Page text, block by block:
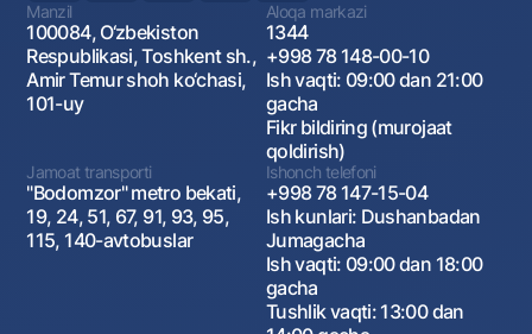
Manzil
100084, O‘zbekiston
Respublikasi, Toshkent sh.,
Amir Temur shoh ko‘chasi,
101-uy
Aloqa markazi
1344
+998 78 148-00-10
Ish vaqti: 09:00 dan 21:00
gacha
Fikr bildiring (murojaat
qoldirish)
Jamoat transporti
"Bodomzor" metro bekati,
19, 24, 51, 67, 91, 93, 95,
115, 140-avtobuslar
Ishonch telefoni
+998 78 147-15-04
Ish kunlari: Dushanbadan
Jumagacha
Ish vaqti: 09:00 dan 18:00
gacha
Tushlik vaqti: 13:00 dan